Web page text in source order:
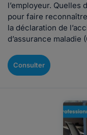
l’employeur.
pour faire
la déclaration de
d’assurance maladie
Consulter